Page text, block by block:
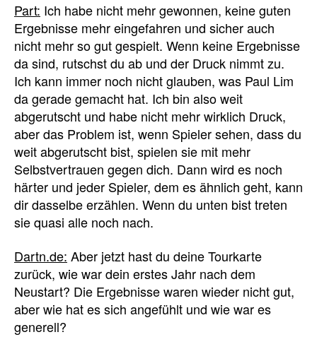
Part: Ich habe nicht mehr gewonnen, keine guten
Ergebnisse mehr eingefahren und sicher auch
nicht mehr so gut gespielt. Wenn keine Ergebnisse
da sind, rutschst du ab und der Druck nimmt zu.
Ich kann immer noch nicht glauben, was Paul Lim
da gerade gemacht hat. Ich bin also weit
abgerutscht und habe nicht mehr wirklich Druck,
aber das Problem ist, wenn Spieler sehen, dass du
weit abgerutscht bist, spielen sie mit mehr
Selbstvertrauen gegen dich. Dann wird es noch
härter und jeder Spieler, dem es ähnlich geht, kann
dir dasselbe erzählen. Wenn du unten bist treten
sie quasi alle noch nach.
Dartn.de: Aber jetzt hast du deine Tourkarte
zurück, wie war dein erstes Jahr nach dem
Neustart? Die Ergebnisse waren wieder nicht gut,
aber wie hat es sich angefühlt und wie war es
generell?